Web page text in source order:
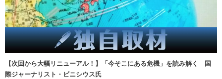
【次回から大幅リニューアル！】「今そこにある危機」を読み解く 国
際ジャーナリスト・ビニシウス氏